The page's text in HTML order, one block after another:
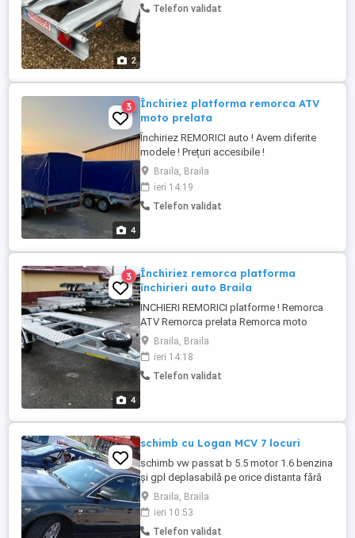
2
Telefon validat
4
3
Închiriez platforma remorca ATV
moto prelata
Închiriez REMORICI auto ! Avem diferite
modele ! Prețuri accesibile !
Braila, Braila
ieri 14:19
Telefon validat
4
3
Închiriez remorca platforma
închirieri auto Braila
INCHIERI REMORICI platforme ! Remorca
ATV Remorca prelata Remorca moto
Remorca utilaje Remorca Transportt auto !
Prețuri accesibile
Braila, Braila
ieri 14:18
Telefon validat
schimb cu Logan MCV 7 locuri
schimb vw passat b 5.5 motor 1.6 benzina
și gpl deplasabilă pe orice distanta fără
probleme mai multe detalii ofer in privat
SCHIMB CU LOGAN MCV 7 LOCURI DE
PREFERAT DIESEL
Braila, Braila
ieri 10:53
Telefon validat